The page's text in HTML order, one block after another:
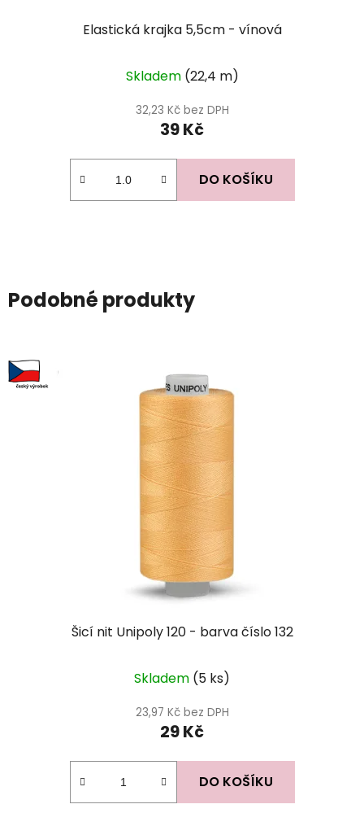
Elastická krajka 5,5cm - vínová
Skladem (22,4 m)
32,23 Kč bez DPH
39 Kč
DO KOŠÍKU
Podobné produkty
Šicí nit Unipoly 120 - barva číslo 132
Skladem (5 ks)
23,97 Kč bez DPH
29 Kč
DO KOŠÍKU